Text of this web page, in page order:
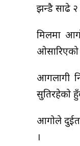
झन्डै साढे २
मिलमा
ओसारिएको
आगलागी
सुतिरहेको
आगोले
।